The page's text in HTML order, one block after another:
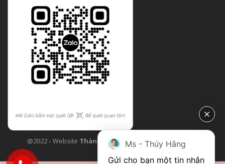
@2022 - Website Thành Công Flower| Design bởi
Ms - Thúy Hằng
Gửi cho bạn một tin nhắn